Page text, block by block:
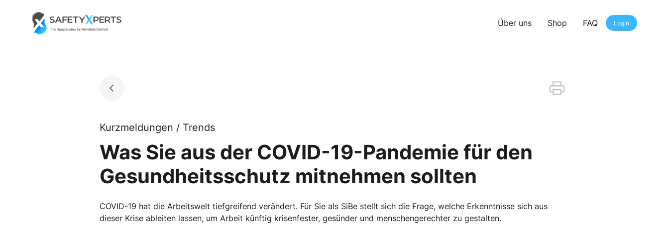
Go to landing page.
Über uns Shop FAQ Login
Kurzmeldungen / Trends
Was Sie aus der COVID-19-Pandemie für den
Gesundheitsschutz mitnehmen sollten
COVID-19 hat die Arbeitswelt tiefgreifend verändert. Für Sie als SiBe stellt sich die Frage, welche Erkenntnisse sich aus
dieser Krise ableiten lassen, um Arbeit künftig krisenfester, gesünder und menschengerechter zu gestalten.